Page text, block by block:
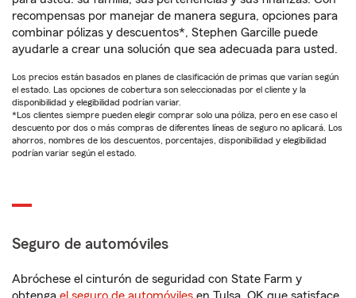
recompensas por manejar de manera segura, opciones para
combinar pólizas y descuentos*, Stephen Garcille puede
ayudarle a crear una solución que sea adecuada para usted.
Los precios están basados en planes de clasificación de primas que varían según
el estado. Las opciones de cobertura son seleccionadas por el cliente y la
disponibilidad y elegibilidad podrían variar.
*Los clientes siempre pueden elegir comprar solo una póliza, pero en ese caso el
descuento por dos o más compras de diferentes líneas de seguro no aplicará. Los
ahorros, nombres de los descuentos, porcentajes, disponibilidad y elegibilidad
podrían variar según el estado.
Seguro de automóviles
Abróchese el cinturón de seguridad con State Farm y